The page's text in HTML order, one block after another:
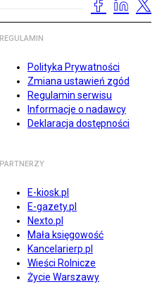
REGULAMIN
Polityka Prywatności
Zmiana ustawień zgód
Regulamin serwisu
Informacje o nadawcy
Deklaracja dostępności
PARTNERZY
E-kiosk.pl
E-gazety.pl
Nexto.pl
Mała księgowość
Kancelarierp.pl
Wieści Rolnicze
Życie Warszawy